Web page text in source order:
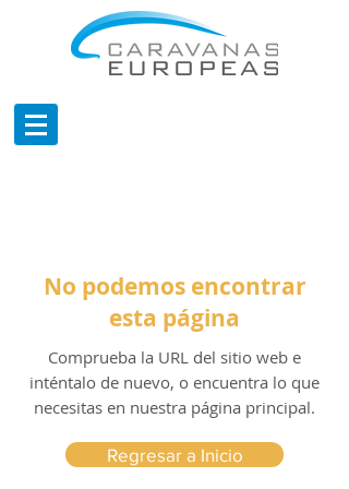
No podemos encontrar
esta página
Comprueba la URL del sitio web e
inténtalo de nuevo, o encuentra lo que
necesitas en nuestra página principal.
Regresar a Inicio